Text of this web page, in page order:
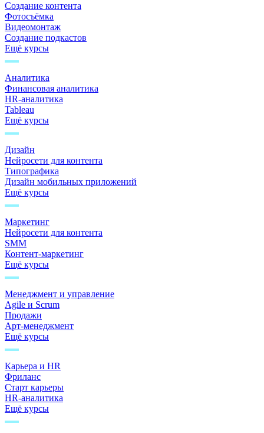
Создание контента
Фотосъёмка
Видеомонтаж
Создание подкастов
Ещё курсы
Аналитика
Финансовая аналитика
HR-аналитика
Tableau
Ещё курсы
Дизайн
Нейросети для контента
Типографика
Дизайн мобильных приложений
Ещё курсы
Маркетинг
Нейросети для контента
SMM
Контент-маркетинг
Ещё курсы
Менеджмент и управление
Agile и Scrum
Продажи
Арт-менеджмент
Ещё курсы
Карьера и HR
Фриланс
Старт карьеры
HR-аналитика
Ещё курсы